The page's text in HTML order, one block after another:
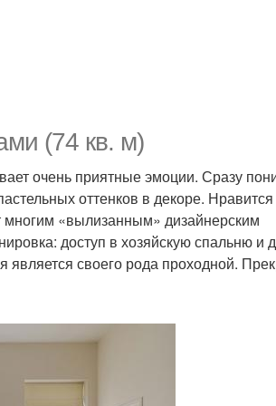
(74 кв. м)
очень приятные эмоции. Сразу
оттенков в декоре. Нравится
многим «вылизанным» дизайнерским
доступ в хозяйскую спальню и
является своего рода проходной.